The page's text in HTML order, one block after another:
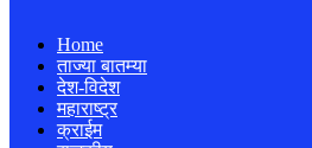
Home
ताज्या बातम्या
देश-विदेश
महाराष्ट्र
क्राईम